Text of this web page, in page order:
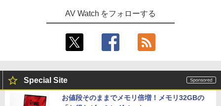
AV Watch をフォローする
Special Site
お値段そのままでメモリ倍増！メモリ32GBの